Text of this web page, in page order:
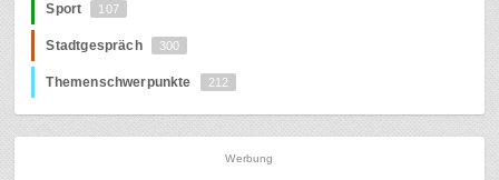
Sport 107
Stadtgespräch 300
Themenschwerpunkte 212
Werbung